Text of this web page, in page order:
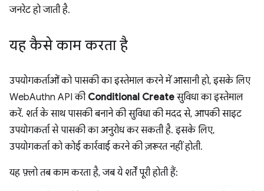
जनरेट हो जाती है.
यह कैसे काम करता है
उपयोगकर्ताओं को पासकी का इस्तेमाल करने में आसानी हो, इसके लिए
WebAuthn API की Conditional Createसुविधा का इस्तेमाल
करें. शर्त के साथ पासकी बनाने की सुविधा की मदद से, आपकी साइट
उपयोगकर्ता से पासकी का अनुरोध कर सकती है. इसके लिए,
उपयोगकर्ता को कोई कार्रवाई करने की ज़रूरत नहीं होती.
यह फ़्लो तब काम करता है, जब ये शर्तें पूरी होती हैं: